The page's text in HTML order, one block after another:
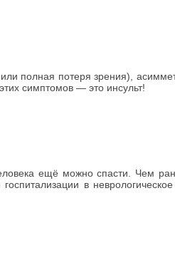
полная потеря зрения),
симптомов — это инсульт!
ещё можно спасти. Чем
в